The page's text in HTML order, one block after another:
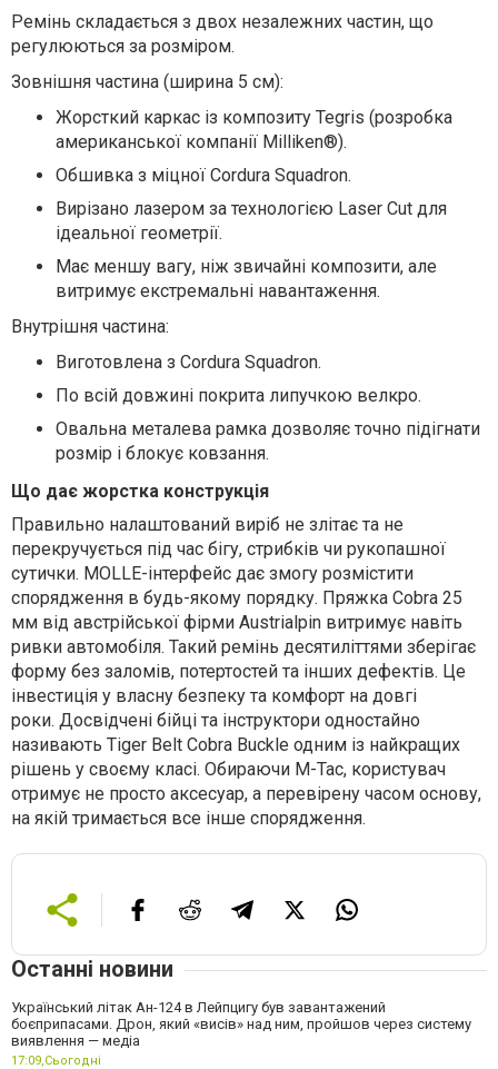
Ремінь складається з двох незалежних частин, що
регулюються за розміром.
Зовнішня частина (ширина 5 см):
Жорсткий каркас із композиту Tegris (розробка
американської компанії Milliken®).
Обшивка з міцної Cordura Squadron.
Вирізано лазером за технологією Laser Cut для
ідеальної геометрії.
Має меншу вагу, ніж звичайні композити, але
витримує екстремальні навантаження.
Внутрішня частина:
Виготовлена з Cordura Squadron.
По всій довжині покрита липучкою велкро.
Овальна металева рамка дозволяє точно підігнати
розмір і блокує ковзання.
Що дає жорстка конструкція
Правильно налаштований виріб не злітає та не
перекручується під час бігу, стрибків чи рукопашної
сутички. MOLLE-інтерфейс дає змогу розмістити
спорядження в будь-якому порядку. Пряжка Cobra 25
мм від австрійської фірми Austrialpin витримує навіть
ривки автомобіля. Такий ремінь десятиліттями зберігає
форму без заломів, потертостей та інших дефектів. Це
інвестиція у власну безпеку та комфорт на довгі
роки. Досвідчені бійці та інструктори одностайно
називають Tiger Belt Cobra Buckle одним із найкращих
рішень у своєму класі. Обираючи M-Tac, користувач
отримує не просто аксесуар, а перевірену часом основу,
на якій тримається все інше спорядження.
Останні новини
Український літак Ан-124 в Лейпцигу був завантажений
боєприпасами. Дрон, який «висів» над ним, пройшов через систему
виявлення — медіа
17:09,Сьогодні